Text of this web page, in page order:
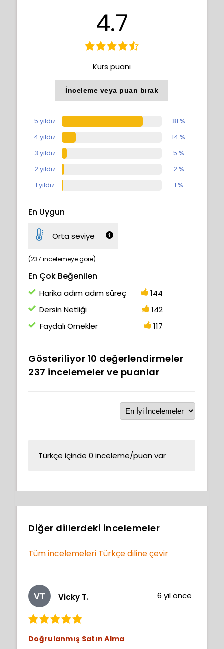
4.7
Kurs puanı
İnceleme veya puan bırak
5 yıldız
81 %
4 yıldız
14 %
3 yıldız
5 %
2 yıldız
2 %
1 yıldız
1 %
En Uygun
Orta seviye
(237 incelemeye göre)
En Çok Beğenilen
Harika adım adım süreç
144
Dersin Netliği
142
Faydalı Örnekler
117
Gösteriliyor 10 değerlendirmeler
237 incelemeler ve puanlar
Türkçe içinde 0 inceleme/puan var
Diğer dillerdeki incelemeler
Tüm incelemeleri Türkçe diline çevir
VT Vicky T. 6 yıl önce
Doğrulanmış Satın Alma